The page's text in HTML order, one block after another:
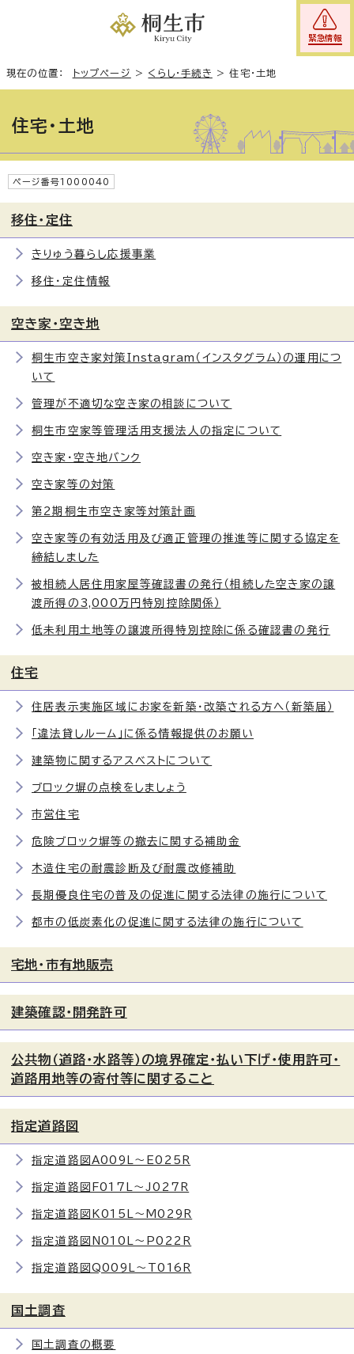
緊急情報
現在の位置： トップページ > くらし・手続き >住宅・土地
住宅・土地
ページ番号1000040
移住・定住
きりゅう暮らし応援事業
移住・定住情報
空き家・空き地
桐生市空き家対策Instagram（インスタグラム）の運用につ
いて
管理が不適切な空き家の相談について
桐生市空家等管理活用支援法人の指定について
空き家・空き地バンク
空き家等の対策
第2期桐生市空き家等対策計画
空き家等の有効活用及び適正管理の推進等に関する協定を
締結しました
被相続人居住用家屋等確認書の発行（相続した空き家の譲
渡所得の3,000万円特別控除関係）
低未利用土地等の譲渡所得特別控除に係る確認書の発行
住宅
住居表示実施区域にお家を新築・改築される方へ（新築届）
「違法貸しルーム」に係る情報提供のお願い
建築物に関するアスベストについて
ブロック塀の点検をしましょう
市営住宅
危険ブロック塀等の撤去に関する補助金
木造住宅の耐震診断及び耐震改修補助
長期優良住宅の普及の促進に関する法律の施行について
都市の低炭素化の促進に関する法律の施行について
宅地・市有地販売
建築確認・開発許可
公共物（道路・水路等）の境界確定・払い下げ・使用許可・
道路用地等の寄付等に関すること
指定道路図
指定道路図A009L～E025R
指定道路図F017L～J027R
指定道路図K015L～M029R
指定道路図N010L～P022R
指定道路図Q009L～T016R
国土調査
国土調査の概要